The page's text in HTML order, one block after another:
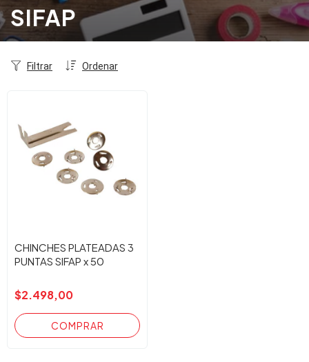
SIFAP
Ordenar
Filtrar
CHINCHES PLATEADAS 3
PUNTAS SIFAP x 50
$2.498,00